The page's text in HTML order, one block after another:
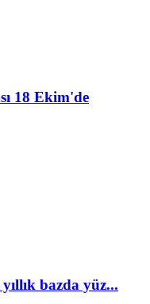
18 Ekim'de
bazda yüz...